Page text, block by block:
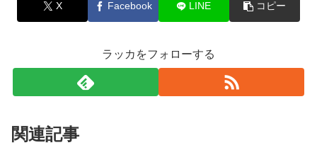
X Facebook LINE コピー
ラッカをフォローする
関連記事